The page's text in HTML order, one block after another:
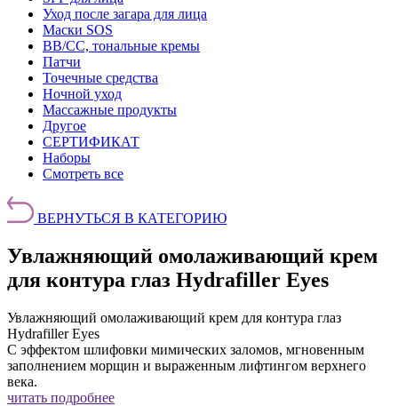
Уход после загара для лица
Маски SOS
BB/CC, тональные кремы
Патчи
Точечные средства
Ночной уход
Массажные продукты
Другое
СЕРТИФИКАТ
Наборы
Смотреть все
ВЕРНУТЬСЯ В КАТЕГОРИЮ
Увлажняющий омолаживающий крем
для контура глаз Hydrafiller Eyes
Увлажняющий омолаживающий крем для контура глаз
Hydrafiller Eyes
С эффектом шлифовки мимических заломов, мгновенным
заполнением морщин и выраженным лифтингом верхнего
века.
читать подробнее